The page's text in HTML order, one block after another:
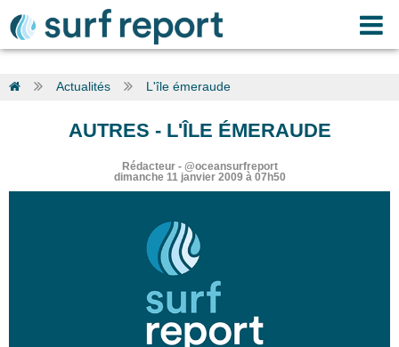
Actualités L'île émeraude
AUTRES - L'ÎLE ÉMERAUDE
Rédacteur- @oceansurfreport
dimanche 11 janvier 2009 à 07h50